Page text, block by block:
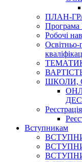
ПЛАН-
Програма
Робочі
ШКОЛИ,
Вступникам